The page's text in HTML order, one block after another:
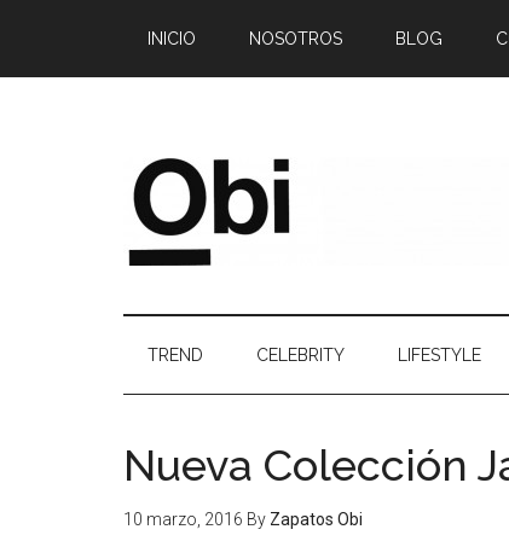
INICIO NOSOTROS BLOG
TREND CELEBRITY LIFESTYLE
Nueva Colección
10 marzo, 2016 By Zapatos Obi